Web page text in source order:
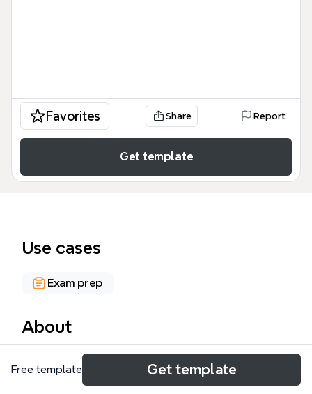
Favorites Share Report
Get template
Use cases
Exam prep
About
La carte mentale Brevet 2017 détaille l'intégralité du
Diplôme National du Brevet (DNB) pour la session
Free template Get template